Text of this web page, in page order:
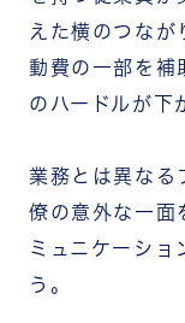
えた横のつなが
動費の一部を補
のハードルが下
業務とは異なる
僚の意外な一面
ミュニケーショ
う。